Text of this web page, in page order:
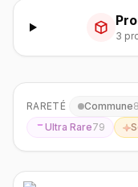
3
RARETÉ Commune
Ultra Rare79